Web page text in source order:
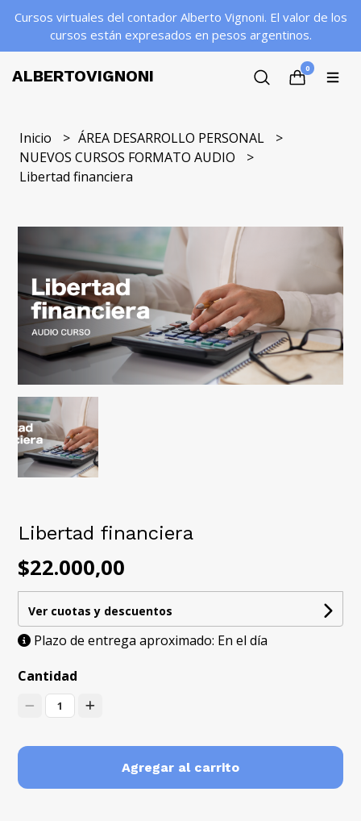
Cursos virtuales del contador Alberto Vignoni. El valor de los
cursos están expresados en pesos argentinos.
ALBERTOVIGNONI 0
Inicio
ÁREA DESARROLLO PERSONAL
NUEVOS CURSOS FORMATO AUDIO
Libertad financiera
Libertad financiera
$22.000,00
Ver cuotas y descuentos
Plazo de entrega aproximado: En el día
Cantidad
1
Agregar al carrito